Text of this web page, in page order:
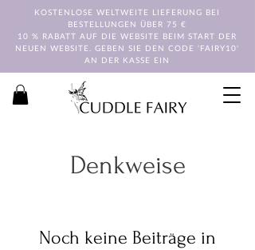
KOSTENLOSE WELTWEITE LIEFERUNG BEI
BESTELLUNGEN ÜBER 75 €
10 % RABATT AUF DIE WEBSITE BEIM START DER
NEUEN WEBSITE. GEBEN SIE DEN CODE 'FAIRY10'
AN DER KASSE EIN
Denkweise
Noch keine Beiträge in